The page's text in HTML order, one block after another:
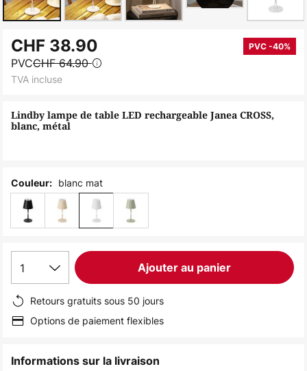
to
the
beginning
the
images
Lindby lampe de table LED rechargeable Janea CROSS,
blanc, métal
CHF 38.90 PVC -40%
PVCCHF 64.90
TVA incluse
Couleur: blanc mat
1 Ajouter au panier
Retours gratuits sous 50 jours
Options de paiement flexibles
Informations sur la livraison